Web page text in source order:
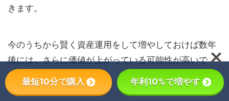
きます。
今のうちから賢く資産運用をして増やしておけば数年
後には、さらに価値が上がっている可能性が高いで
す。
最短10分で購入 年利10%で増やす